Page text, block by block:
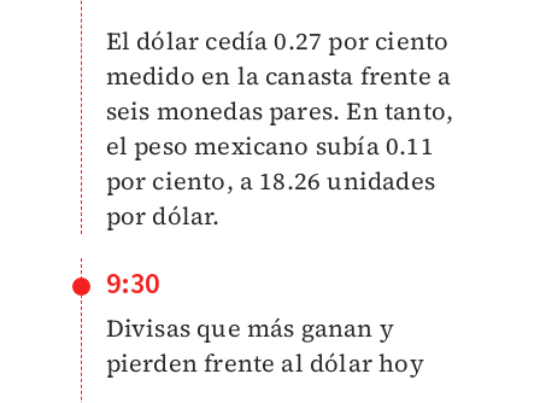
El dólar cedía 0.27 por ciento
medido en la canasta frente a
seis monedas pares. En tanto,
el peso mexicano subía 0.11
por ciento, a 18.26 unidades
por dólar.
9:30
Divisas que más ganan y
pierden frente al dólar hoy